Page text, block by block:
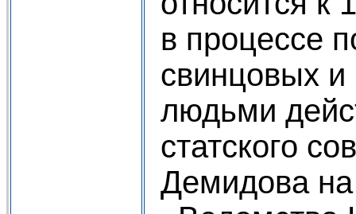
в процессе
свинцовых
людьми
статского
Демидова